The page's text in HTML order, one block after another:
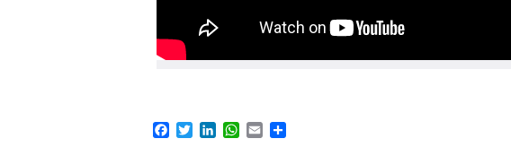
Facebook
TwitterLinkedIn
WhatsApp
Email